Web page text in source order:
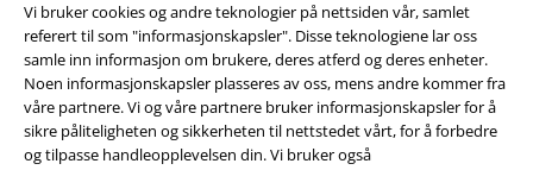
Vi bruker cookies og andre teknologier på nettsiden vår, samlet
referert til som "informasjonskapsler". Disse teknologiene lar oss
samle inn informasjon om brukere, deres atferd og deres enheter.
Noen informasjonskapsler plasseres av oss, mens andre kommer fra
våre partnere. Vi og våre partnere bruker informasjonskapsler for å
sikre påliteligheten og sikkerheten til nettstedet vårt, for å forbedre
og tilpasse handleopplevelsen din. Vi bruker også
Community